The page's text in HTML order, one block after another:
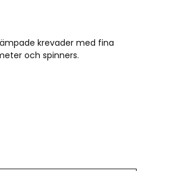
krevader med fina
och spinners.